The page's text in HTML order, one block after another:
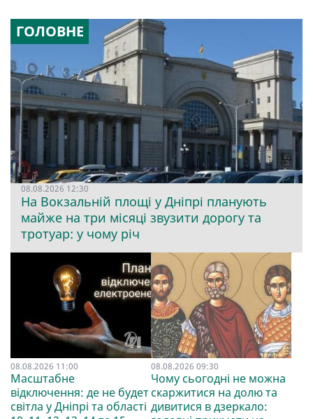
ГОЛОВНЕ
08.08.2026 12:30
На Вокзальній площі у Дніпрі планують
майже на три місяці звузити дорогу та
тротуар: у чому річ
08.08.2026 11:00
Масштабне
відключення: де не будет
світла у Дніпрі та області
08.08.2026 09:30
Чому сьогодні не можна
скаржитися на долю та
дивитися в дзеркало: